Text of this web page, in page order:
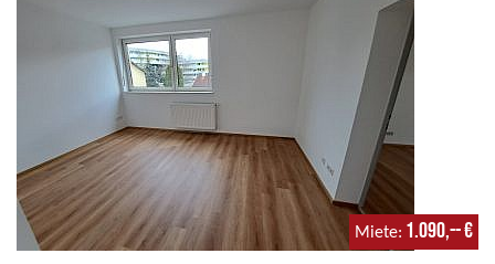
Miete 1.090,-- €